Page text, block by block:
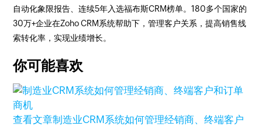
自动化象限报告、连续5年入选福布斯CRM榜单。180多个国家的
30万+企业在Zoho CRM系统帮助下，管理客户关系，提高销售线
索转化率，实现业绩增长。
你可能喜欢
查看文章制造业CRM系统如何管理经销商、终端客户